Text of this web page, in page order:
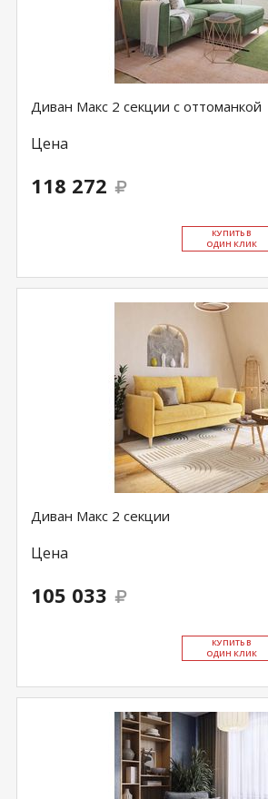
Диван Макс 2 секции с оттоманкой
Цена
118 272
КУ­ПИТЬ В
ОДИН КЛИК
Диван Макс 2 секции
Цена
105 033
КУ­ПИТЬ В
ОДИН КЛИК